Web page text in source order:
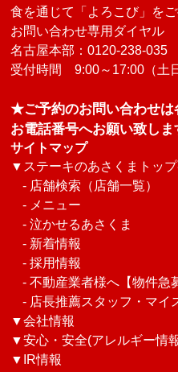
食を通じて「よろこび」を
お問い合わせ専用ダイヤル
名古屋本部：0120-238-035
受付時間 9:00～17:00（土
★ご予約のお問い合わせは
お電話番号へお願い致しま
サイトマップ
▼ ステーキのあさくまトッ
- 店舗検索（店舗一覧）
- メニュー
-泣かせるあさくま
- 新着情報
-採用情報
-不動産業者様へ【物件急
- 店長推薦スタッフ・マイ
▼会社情報
▼安心・安全(アレルギー情
▼ IR情報